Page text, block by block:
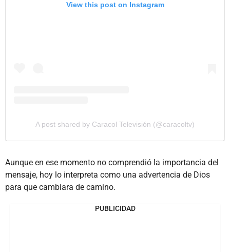
View this post on Instagram
A post shared by Caracol Televisión (@caracoltv)
Aunque en ese momento no comprendió la importancia del
mensaje, hoy lo interpreta como una advertencia de Dios
para que cambiara de camino.
PUBLICIDAD